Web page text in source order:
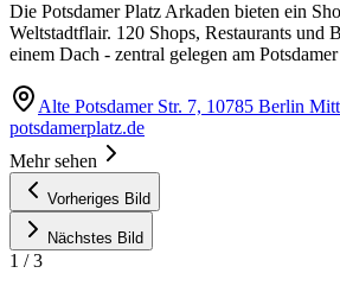
Die Potsdamer Platz Arkaden bieten ein
Weltstadtflair. 120 Shops, Restaurants und
einem Dach - zentral gelegen am
Alte Potsdamer Str. 7, 10785 Berlin
potsdamerplatz.de
Mehr sehen
Vorheriges Bild
Nächstes Bild
1 /3